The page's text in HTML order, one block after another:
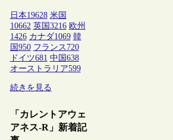
日本19628 米国
10662 英国 3216 欧州
1426 カナダ1069 韓
国 950 フランス 720
ドイツ681 中国 638
オーストラリア599
続きを見る
「カレントアウェ
アネス-R」新着記